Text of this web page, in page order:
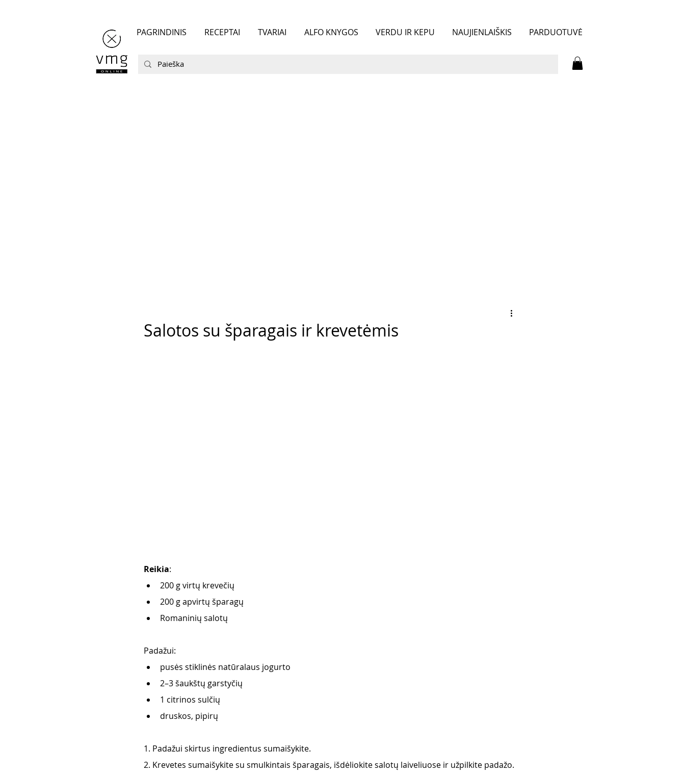
PAGRINDINIS RECEPTAI TVARIAI ALFO KNYGOS VERDU IR KEPU NAUJIENLAIŠKIS PARDUOTUVĖ
Salotos su šparagais ir krevetėmis
Reikia:
200 g virtų krevečių
200 g apvirtų šparagų
Romaninių salotų
Padažui:
pusės stiklinės natūralaus jogurto
2–3 šaukštų garstyčių
1 citrinos sulčių
druskos, pipirų
1. Padažui skirtus ingredientus sumaišykite.
2. Krevetes sumaišykite su smulkintais šparagais, išdėliokite salotų laiveliuose ir užpilkite padažo.